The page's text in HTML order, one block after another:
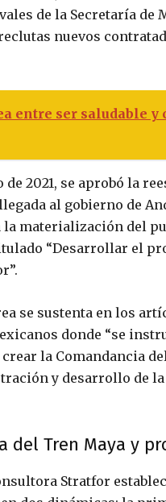
de la Secretaría de
nuevos
entre ser saludable y
2021, se aprobó la
al gobierno de
materialización del
“Desarrollar el
se sustenta en los
donde “se
la Comandancia
y desarrollo de
Tren Maya y
Stratfor